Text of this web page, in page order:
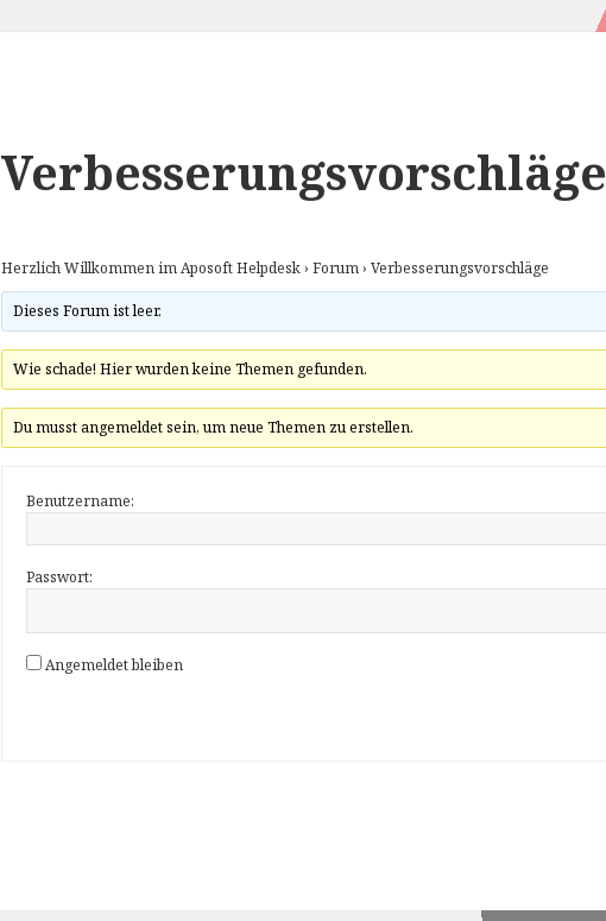
Verbesserungsvorschläge
Herzlich Willkommen im Aposoft Helpdesk › Forum › Verbesserungsvorschläge
Dieses Forum ist leer.
Wie schade! Hier wurden keine Themen gefunden.
Du musst angemeldet sein, um neue Themen zu erstellen.
Benutzername:
Passwort:
Angemeldet bleiben